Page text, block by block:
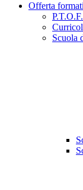
Offerta
Scuola